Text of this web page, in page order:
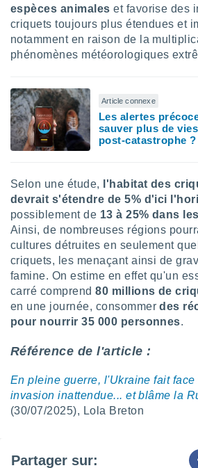
les
le
ou
de
et
les
le
de
et
par
et du
études
et
1199
espèces animales et favorise des
criquets toujours plus étendues et
notamment en raison de la
phénomènes météorologiques
Article connexe
Les alertes
sauver plus de
post-catastrophe ?
Selon une étude,
l'habitat des
devrait s'étendre de 5% d'ici
possiblement de 13 à 25% dans
Ainsi, de nombreuses régions
cultures détruites en seulement
criquets, les menaçant ainsi de
famine. On estime en effet qu'un
carré comprend80 millions de
en une journée, consommer des
pour nourrir 35 000 personnes.
Référence de l'article :
En pleine guerre, l'Ukraine fait face
invasion inattendue... et blâme la
(30/07/2025), Lola Breton
Partager sur: